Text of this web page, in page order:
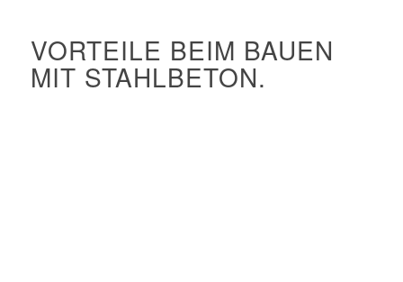
VORTEILE BEIM BAUEN
MIT STAHLBETON.